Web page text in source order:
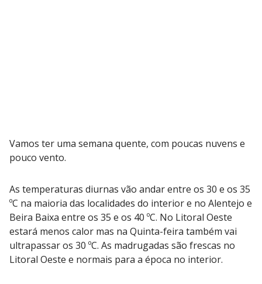
Vamos ter uma semana quente, com poucas nuvens e
pouco vento.
As temperaturas diurnas vão andar entre os 30 e os 35
ºC na maioria das localidades do interior e no Alentejo e
Beira Baixa entre os 35 e os 40 ºC. No Litoral Oeste
estará menos calor mas na Quinta-feira também vai
ultrapassar os 30 ºC. As madrugadas são frescas no
Litoral Oeste e normais para a época no interior.